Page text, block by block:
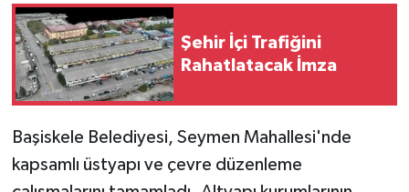
Şehir İçi Trafiğini
Rahatlatacak İmza
Başiskele Belediyesi, Seymen Mahallesi'nde
kapsamlı üstyapı ve çevre düzenleme